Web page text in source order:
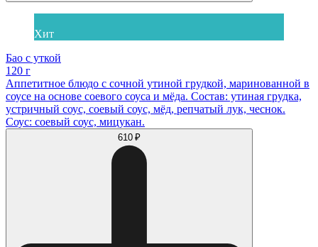
Хит
Бао с уткой
120 г
Аппетитное блюдо с сочной утиной грудкой, маринованной в
соусе на основе соевого соуса и мёда. Состав: утиная грудка,
устричный соус, соевый соус, мёд, репчатый лук, чеснок.
Соус: соевый соус, мицукан.
610 ₽